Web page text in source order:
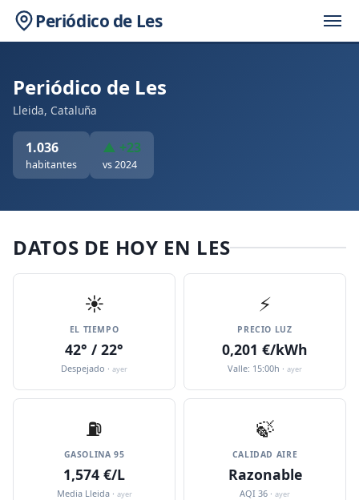
Periódico de Les
Periódico de Les
Lleida, Cataluña
1.036
habitantes
▲ +23
vs 2024
DATOS DE HOY EN LES
☀️
EL TIEMPO
42° / 22°
Despejado · ayer
⚡
PRECIO LUZ
0,201 €/kWh
Valle: 15:00h · ayer
⛽️
GASOLINA 95
1,574 €/L
Media Lleida · ayer
🍃
CALIDAD AIRE
Razonable
AQI 36 · ayer